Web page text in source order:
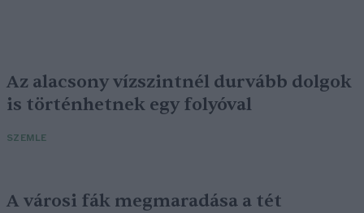
Az alacsony vízszintnél durvább dolgok
is történhetnek egy folyóval
SZEMLE
A városi fák megmaradása a tét